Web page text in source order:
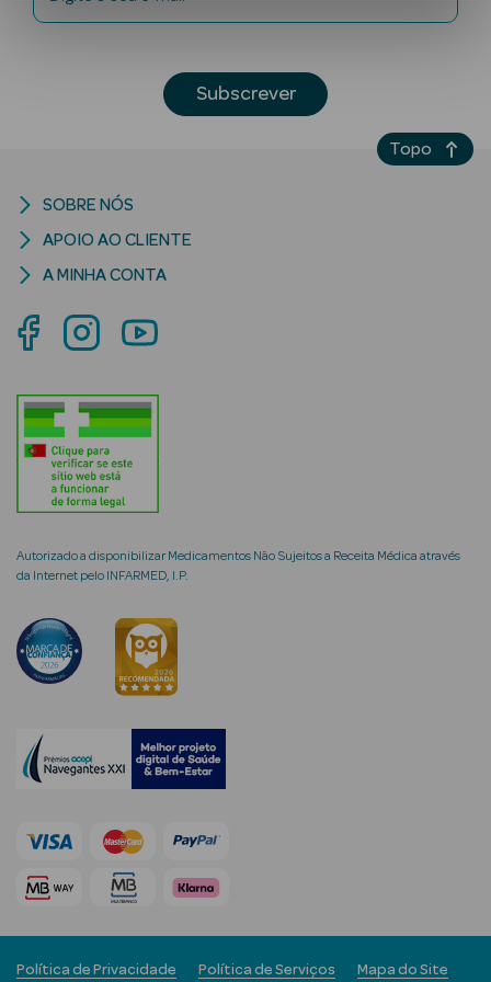
Ver Tudo
Solares
Corpo
Rosto
Solares Bebé e
Criança
Rosto e
Ver Tudo
Hidratantes
Séruns Faciais
Creme de Olhos
Anti-
envelhecimento
Subscrever
Autorizado a disponibilizar Medicamentos Não Sujeitos a Receita Médica através
da Internet pelo INFARMED, I.P.
SOBRE NÓS
APOIO AO CLIENTE
A MINHA CONTA
Política de Privacidade Política de Serviços Mapa do Site
Topo